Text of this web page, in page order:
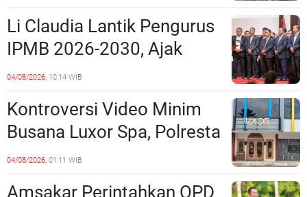
Miliaran Rupiah, Laporan ke
Polda Kepri Jalan di
Tempat?
Li Claudia Lantik Pengurus
IPMB 2026-2030, Ajak
Perkuat Kerukunan dan
Sinergi dengan Pemko
Batam
04/08/2026, 10:14 WIB
Kontroversi Video Minim
Busana Luxor Spa, Polresta
Barelang Usut Tuntas
Unsur Pelanggaran Hukum
04/08/2026, 01:11 WIB
Amsakar Perintahkan OPD